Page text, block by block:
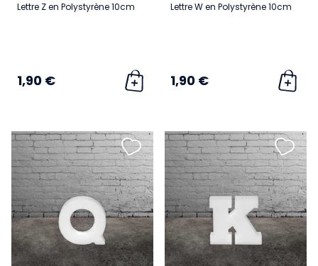
Lettre Z en Polystyrène 10cm
1,90 €
Lettre W en Polystyrène 10cm
1,90 €